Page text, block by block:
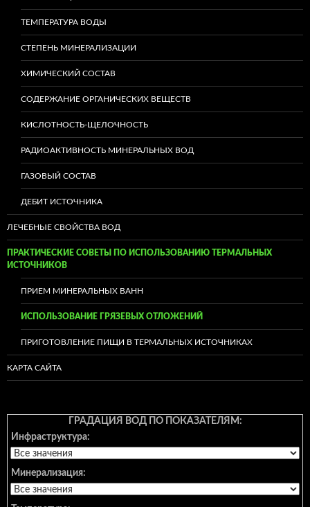
ТЕМПЕРАТУРА ВОДЫ
СТЕПЕНЬ МИНЕРАЛИЗАЦИИ
ХИМИЧЕСКИЙ СОСТАВ
СОДЕРЖАНИЕ ОРГАНИЧЕСКИХ ВЕЩЕСТВ
КИСЛОТНОСТЬ-ЩЕЛОЧНОСТЬ
РАДИОАКТИВНОСТЬ МИНЕРАЛЬНЫХ ВОД
ГАЗОВЫЙ СОСТАВ
ДЕБИТ ИСТОЧНИКА
ЛЕЧЕБНЫЕ СВОЙСТВА ВОД
ПРАКТИЧЕСКИЕ СОВЕТЫ ПО ИСПОЛЬЗОВАНИЮ ТЕРМАЛЬНЫХ
ИСТОЧНИКОВ
ПРИЕМ МИНЕРАЛЬНЫХ ВАНН
ИСПОЛЬЗОВАНИЕ ГРЯЗЕВЫХ ОТЛОЖЕНИЙ
ПРИГОТОВЛЕНИЕ ПИЩИ В ТЕРМАЛЬНЫХ ИСТОЧНИКАХ
КАРТА САЙТА
ГРАДАЦИЯ ВОД ПО ПОКАЗАТЕЛЯМ:
Инфраструктура:
Минерализация: